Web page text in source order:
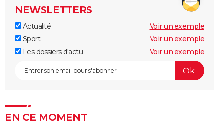
NEWSLETTERS
Actualité
Voir un exemple
Sport
Voir un exemple
Les dossiers d'actu
Voir un exemple
EN CE MOMENT